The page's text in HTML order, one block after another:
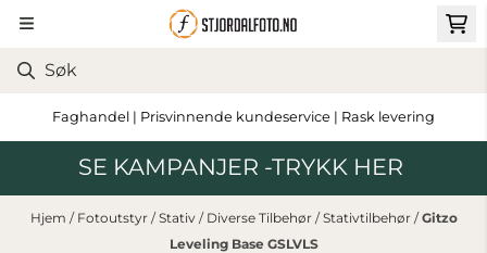
Hopp til innhold
Faghandel | Prisvinnende kundeservice | Rask levering
SE KAMPANJER -TRYKK HER
Hjem / Fotoutstyr /Stativ / Diverse Tilbehør /Stativtilbehør /Gitzo
Leveling Base GSLVLS